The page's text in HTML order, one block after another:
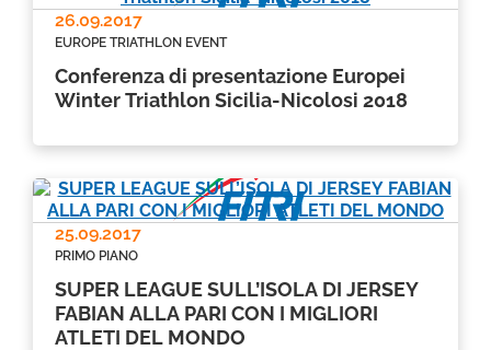
26.09.2017
EUROPE TRIATHLON EVENT
Conferenza di presentazione Europei
Winter Triathlon Sicilia-Nicolosi 2018
25.09.2017
PRIMO PIANO
SUPER LEAGUE SULL’ISOLA DI JERSEY
FABIAN ALLA PARI CON I MIGLIORI
ATLETI DEL MONDO